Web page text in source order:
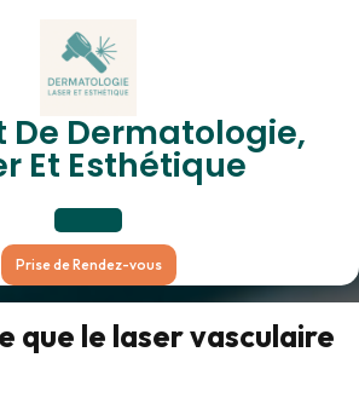
De Dermatologie,
Et Esthétique
Open
Button
Prise de Rendez-vous
Vasculaire –
Des Lésions
Cutanées
que le laser vasculaire